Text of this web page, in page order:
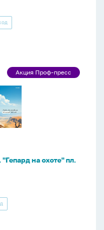
Акция
Акция Проф-пресс
на охоте" пл.